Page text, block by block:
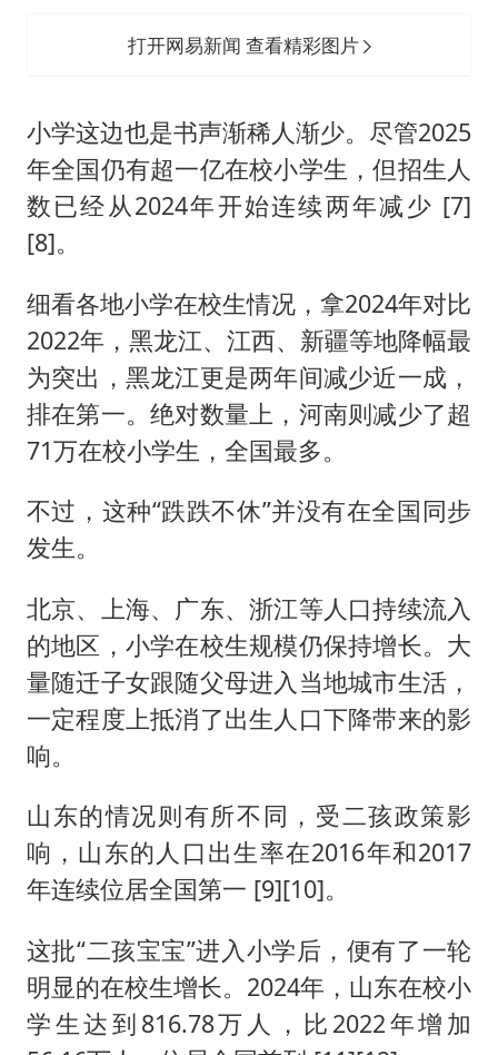
打开网易新闻 查看精彩图片
小学这边也是书声渐稀人渐少。尽管2025
年全国仍有超一亿在校小学生，但招生人
数已经从2024年开始连续两年减少 [7]
[8]。
细看各地小学在校生情况，拿2024年对比
2022年，黑龙江、江西、新疆等地降幅最
为突出，黑龙江更是两年间减少近一成，
排在第一。绝对数量上，河南则减少了超
71万在校小学生，全国最多。
不过，这种“跌跌不休”并没有在全国同步
发生。
北京、上海、广东、浙江等人口持续流入
的地区，小学在校生规模仍保持增长。大
量随迁子女跟随父母进入当地城市生活，
一定程度上抵消了出生人口下降带来的影
响。
山东的情况则有所不同，受二孩政策影
响，山东的人口出生率在2016年和2017
年连续位居全国第一 [9][10]。
这批“二孩宝宝”进入小学后，便有了一轮
明显的在校生增长。2024年，山东在校小
学生达到816.78万人，比2022年增加